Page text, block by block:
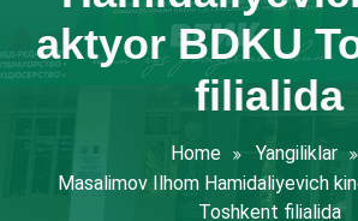
aktyor BDKU
filialida
Home
Yangiliklar
Masalimov Ilhom Hamidaliyevich
Toshkent filialida